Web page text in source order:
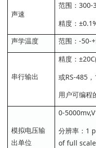
声速
范围：300-
精度：
声学温度
范围：-50-
串行输出
精度：
或RS-485
用户可编程
模拟电压输
出单位
0-
分辨率：1
of full scale